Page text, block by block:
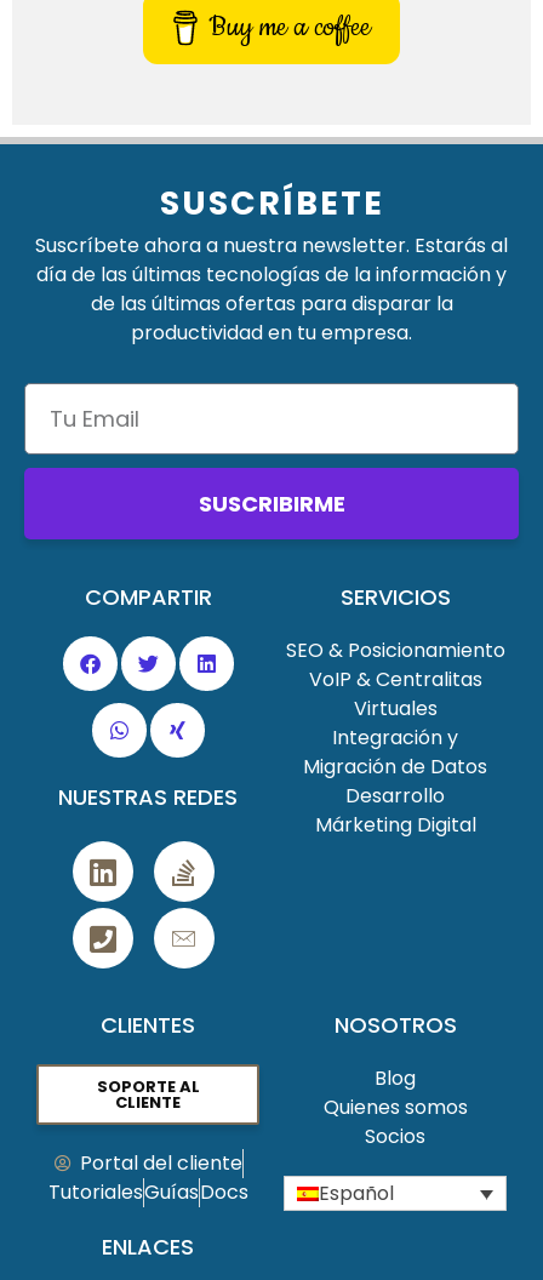
Buy me a coffee
SUSCRÍBETE
Suscríbete ahora a nuestra newsletter. Estarás al
día de las últimas tecnologías de la información y
de las últimas ofertas para disparar la
productividad en tu empresa.
SUSCRIBIRME
COMPARTIR
NUESTRAS REDES
SERVICIOS
SEO & Posicionamiento
VoIP & Centralitas
Virtuales
Integración y
Migración de Datos
Desarrollo
Márketing Digital
CLIENTES
SOPORTE AL
CLIENTE
Portal del cliente
TutorialesGuíasDocs
ENLACES
NOSOTROS
Blog
Quienes somos
Socios
Español